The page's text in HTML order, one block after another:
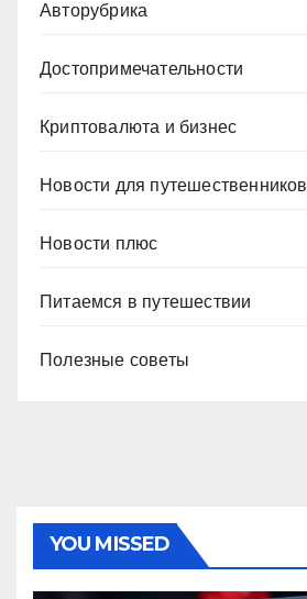
Авторубрика
Достопримечательности
Криптовалюта и бизнес
Новости для путешественников
Новости плюс
Питаемся в путешествии
Полезные советы
YOU MISSED